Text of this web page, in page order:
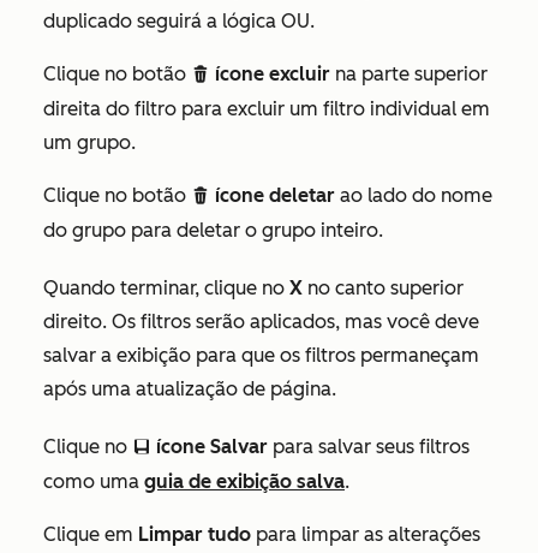
duplicado seguirá a lógica OU.
Clique no botão delete ícone excluir na parte superior
direita do filtro para excluir um filtro individual em
um grupo.
Clique no botão delete ícone deletar ao lado do nome
do grupo para deletar o grupo inteiro.
Quando terminar, clique no X no canto superior
direito. Os filtros serão aplicados, mas você deve
salvar a exibição para que os filtros permaneçam
após uma atualização de página.
Clique no saveEditableView ícone Salvar para salvar seus filtros
como uma guia de exibição salva.
Clique em Limpar tudo para limpar as alterações